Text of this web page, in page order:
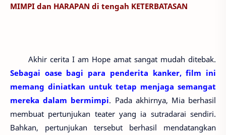
MIMPI dan HARAPAN di tengah KETERBATASAN
Akhir cerita I am Hope amat sangat mudah ditebak.
Sebagai oase bagi para penderita kanker, film ini
memang diniatkan untuk tetap menjaga semangat
mereka dalam bermimpi. Pada akhirnya, Mia berhasil
membuat pertunjukan teater yang ia sutradarai sendiri.
Bahkan, pertunjukan tersebut berhasil mendatangkan